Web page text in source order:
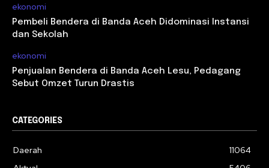
ekonomi
Pembeli Bendera di Banda Aceh Didominasi Instansi
dan Sekolah
ekonomi
Penjualan Bendera di Banda Aceh Lesu, Pedagang
Sebut Omzet Turun Drastis
CATEGORIES
Daerah
11064